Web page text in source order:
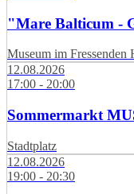
"Mare Balticum -
Museum im Fressenden
12.08.2026
17:00 - 20:00
Sommermarkt
Stadtplatz
12.08.2026
19:00 - 20:30